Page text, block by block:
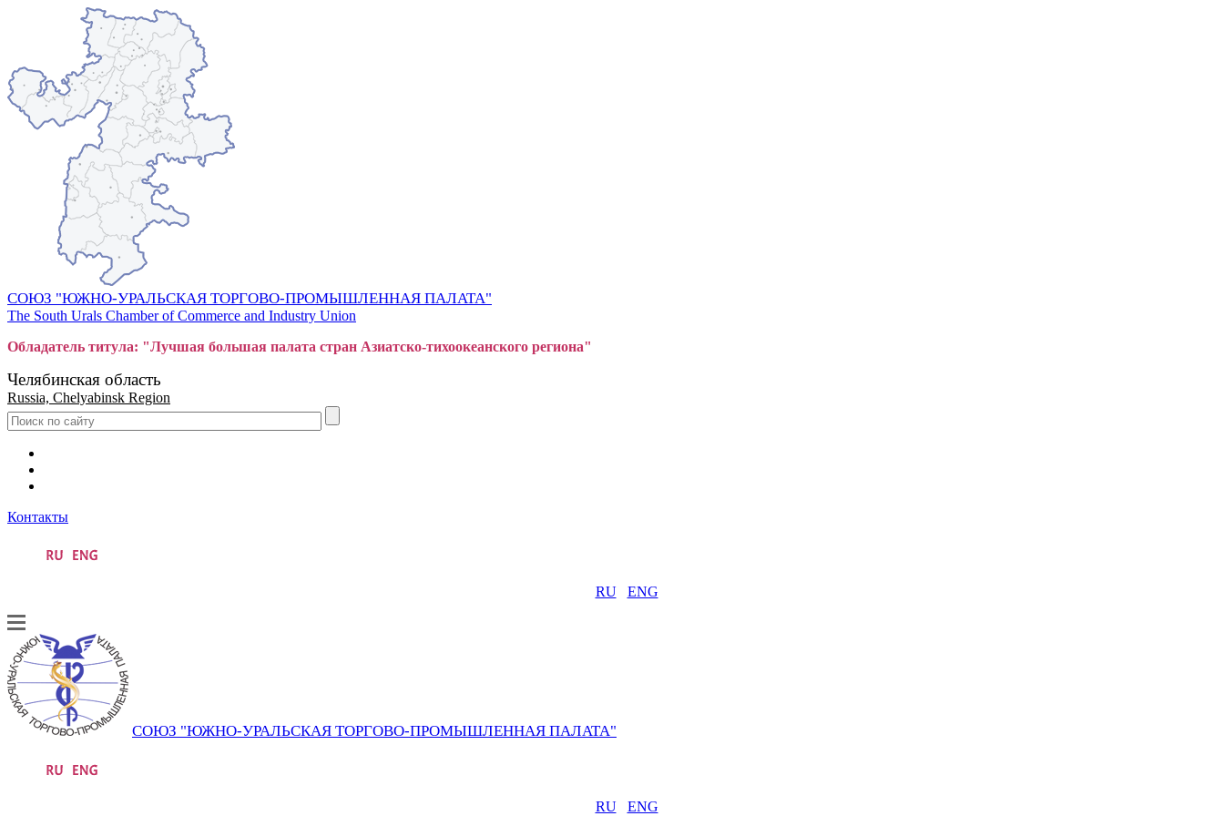
СОЮЗ "ЮЖНО-УРАЛЬСКАЯ ТОРГОВО-ПРОМЫШЛЕННАЯ ПАЛАТА"
The South Urals Chamber of Commerce and Industry Union
Обладатель титула: "Лучшая большая палата стран Азиатско-тихоокеанского региона"
Челябинская область
Russia, Chelyabinsk Region
Контакты
RU ENG
СОЮЗ "ЮЖНО-УРАЛЬСКАЯ ТОРГОВО-ПРОМЫШЛЕННАЯ ПАЛАТА"
RU ENG